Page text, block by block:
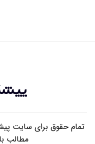
تمام حقوق برای سایت
مطالب